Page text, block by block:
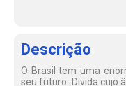
Descrição
O Brasil tem uma
seu futuro. Dívida cujo